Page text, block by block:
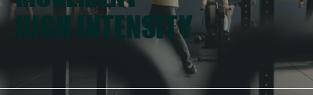
HIGH INTENSITY